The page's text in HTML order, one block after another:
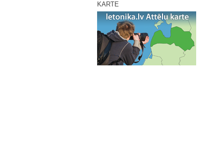
KARTE